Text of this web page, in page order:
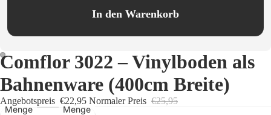
In den Warenkorb
Comflor 3022 – Vinylboden als
Bahnenware (400cm Breite)
Angebotspreis €22,95 Normaler Preis €25,95
Menge
Menge